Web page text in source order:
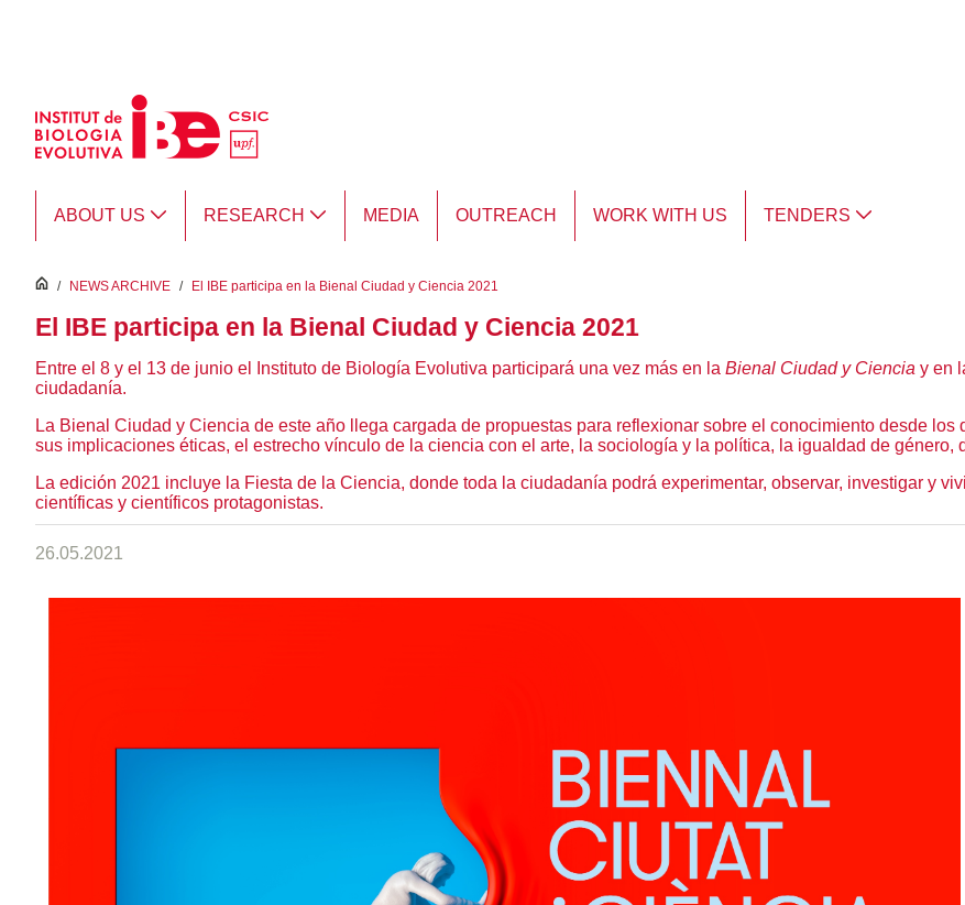
ABOUT US RESEARCH MEDIA OUTREACH WORK WITH US TENDERS
inici
/ NEWS ARCHIVE / El IBE participa en la Bienal Ciudad y Ciencia 2021
El IBE participa en la Bienal Ciudad y Ciencia 2021
Entre el 8 y el 13 de junio el Instituto de Biología Evolutiva participará una vez más en la Bienal Ciudad y Ciencia y en
ciudadanía.
La Bienal Ciudad y Ciencia de este año llega cargada de propuestas para reflexionar sobre el conocimiento desde
sus implicaciones éticas, el estrecho vínculo de la ciencia con el arte, la sociología y la política, la igualdad de
La edición 2021 incluye la Fiesta de la Ciencia, donde toda la ciudadanía podrá experimentar, observar, investigar y
científicas y científicos protagonistas.
26.05.2021